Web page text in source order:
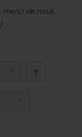
merci de nous